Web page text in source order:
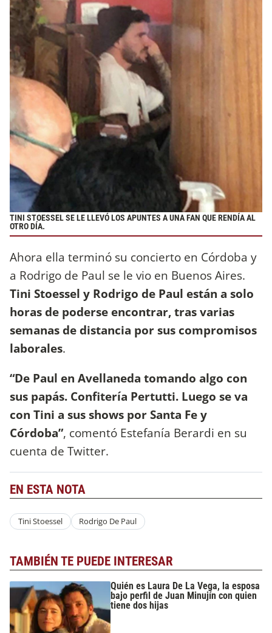
TINI STOESSEL SE LE LLEVÓ LOS APUNTES A UNA FAN QUE RENDÍA AL
OTRO DÍA.
Ahora ella terminó su concierto en Córdoba y
a Rodrigo de Paul se le vio en Buenos Aires.
Tini Stoessel y Rodrigo de Paul están a solo
horas de poderse encontrar, tras varias
semanas de distancia por sus compromisos
laborales.
“De Paul en Avellaneda tomando algo con
sus papás. Confitería Pertutti. Luego se va
con Tini a sus shows por Santa Fe y
Córdoba”, comentó Estefanía Berardi en su
cuenta de Twitter.
EN ESTA NOTA
Tini Stoessel Rodrigo De Paul
TAMBIÉN TE PUEDE INTERESAR
Quién es Laura De La Vega, la esposa
bajo perfil de Juan Minujín con quien
tiene dos hijas